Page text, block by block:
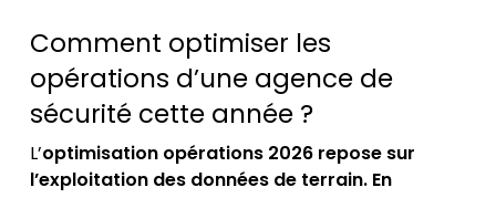
Comment optimiser les
opérations d’une agence de
sécurité cette année ?
L’optimisation opérations 2026 repose sur
l’exploitation des données de terrain. En